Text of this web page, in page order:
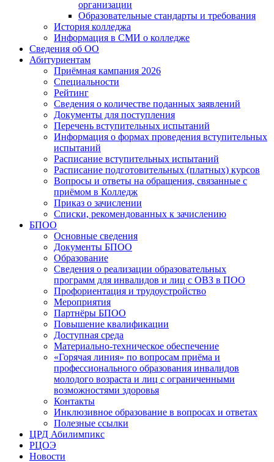
организации
Образовательные стандарты и требования
История колледжа
Информация в СМИ о колледже
Сведения об ОО
Абитуриентам
Приёмная кампания 2026
Специальности
Рейтинг
Сведения о количестве поданных заявлений
Документы для поступления
Перечень вступительных испытаний
Информация о формах проведения вступительных
испытаний
Расписание вступительных испытаний
Расписание подготовительных (платных) курсов
Вопросы и ответы на обращения, связанные с
приёмом в Колледж
Приказ о зачислении
Списки, рекомендованных к зачислению
БПОО
Основные сведения
Документы БПОО
Образование
Сведения о реализации образовательных
программ для инвалидов и лиц с ОВЗ в ПОО
Профориентация и трудоустройство
Мероприятия
Партнёры БПОО
Повышение квалификации
Доступная среда
Материально-техническое обеспечение
«Горячая линия» по вопросам приёма и
профессионального образования инвалидов
молодого возраста и лиц с ограниченными
возможностями здоровья
Контакты
Инклюзивное образование в вопросах и ответах
Полезные ссылки
ЦРД Абилимпикс
РЦОЭ
Новости